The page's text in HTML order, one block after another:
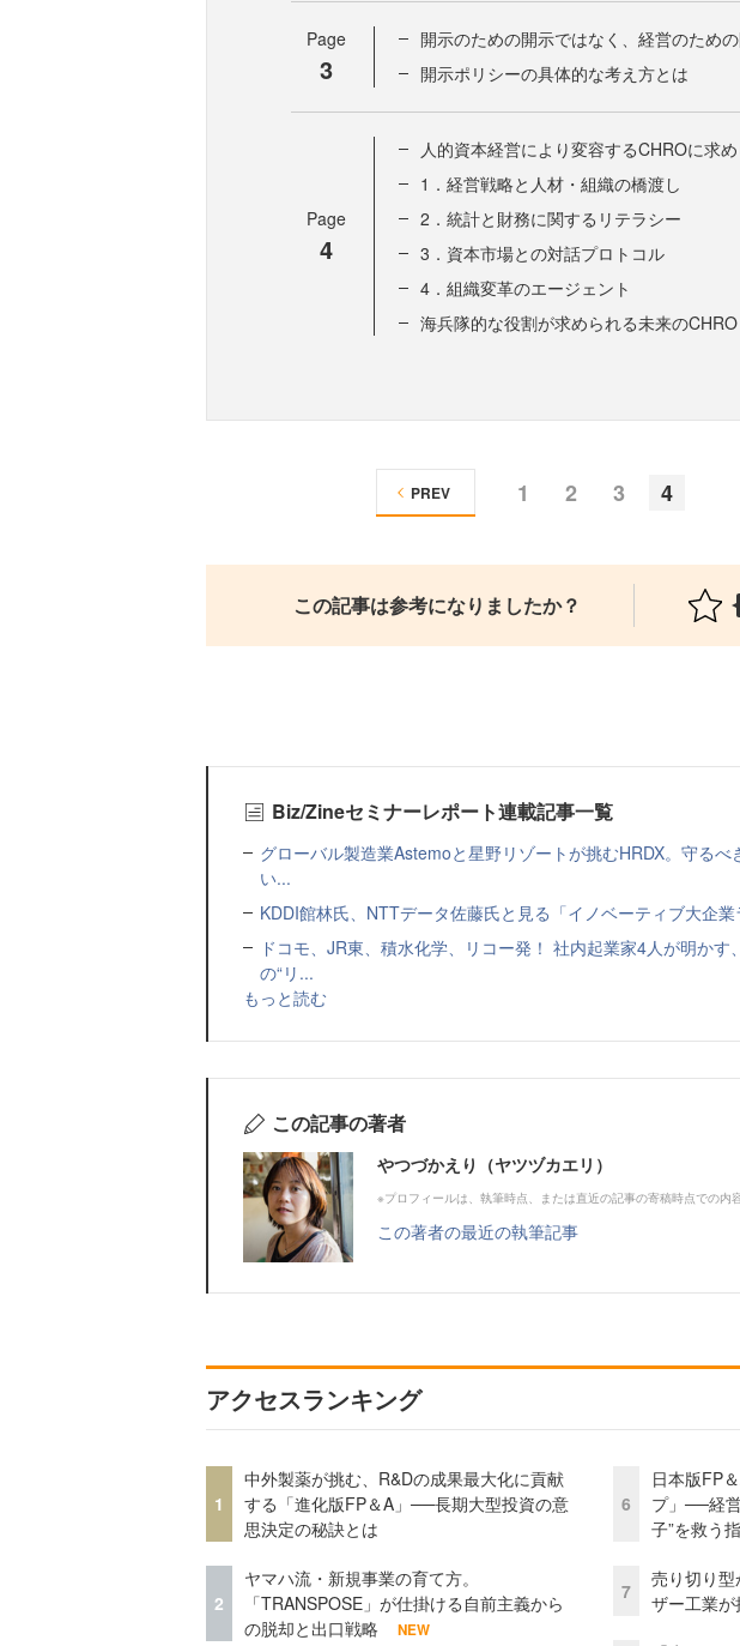
Page
3
開示のための開示ではなく、経営のため
開示ポリシーの具体的な考え方とは
Page
4
人的資本経営により変容するCHROに求
1．経営戦略と人材・組織の橋渡し
2．統計と財務に関するリテラシー
3．資本市場との対話プロトコル
4．組織変革のエージェント
海兵隊的な役割が求められる未来のCHRO
1 2 3 4
PREV
この記事は参考になりましたか？
Biz/Zineセミナーレポート連載記事一覧
グローバル製造業Astemoと星野リゾートが挑むHRDX。守るべ
い...
KDDI館林氏、NTTデータ佐藤氏と見る「イノベーティブ大企
ドコモ、JR東、積水化学、リコー発！ 社内起業家4人が明か
の“リ...
もっと読む
この記事の著者
やつづかえり（ヤツヅカエリ）
※プロフィールは、執筆時点、または直近の記事の寄稿時点での内
この著者の最近の執筆記事
アクセスランキング
1
中外製薬が挑む、R&Dの成果最大化に貢献
する「進化版FP＆A」──長期大型投資の意
思決定の秘訣とは
2
ヤマハ流・新規事業の育て方。
「TRANSPOSE」が仕掛ける自前主義から
の脱却と出口戦略
NEW
6
日本版FP
プ」──経
子”を救う
7
売り切り
ザー工業